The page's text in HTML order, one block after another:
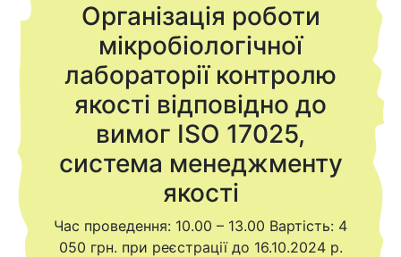
Організація роботи
мікробіологічної
лабораторії контролю
якості відповідно до
вимог ISO 17025,
система менеджменту
якості
Час проведення: 10.00 – 13.00 Вартість: 4
050 грн. при реєстрації до 16.10.2024 р.